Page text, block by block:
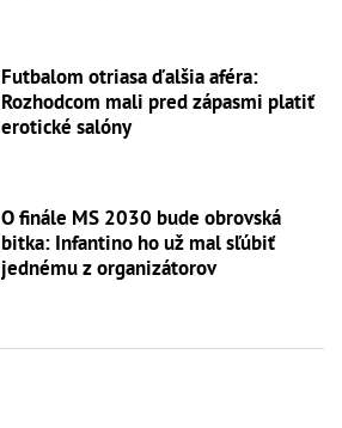
Futbalom otriasa ďalšia aféra:
Rozhodcom mali pred zápasmi platiť
erotické salóny
O finále MS 2030 bude obrovská
bitka: Infantino ho už mal sľúbiť
jednému z organizátorov